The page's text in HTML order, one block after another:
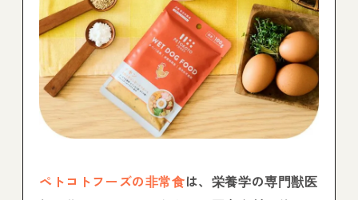
ペトコトフーズの非常食は、栄養学の専門獣医